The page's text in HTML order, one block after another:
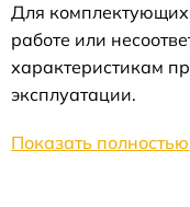
Для
работе или
характеристикам
эксплуатации.
Показать полностью